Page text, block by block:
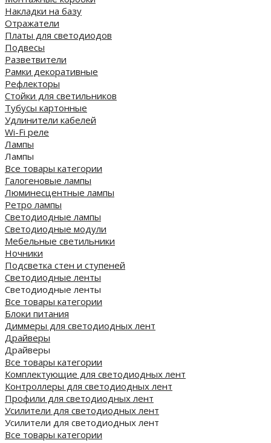
Накладки на базу
Отражатели
Платы для светодиодов
Подвесы
Разветвители
Рамки декоративные
Рефлекторы
Стойки для светильников
Тубусы картонные
Удлинители кабелей
Wi-Fi реле
Лампы
Лампы
Все товары категории
Галогеновые лампы
Люминесцентные лампы
Ретро лампы
Светодиодные лампы
Светодиодные модули
Мебельные светильники
Ночники
Подсветка стен и ступеней
Светодиодные ленты
Светодиодные ленты
Все товары категории
Блоки питания
Диммеры для светодиодных лент
Драйверы
Драйверы
Все товары категории
Комплектующие для светодиодных лент
Контроллеры для светодиодных лент
Профили для светодиодных лент
Усилители для светодиодных лент
Усилители для светодиодных лент
Все товары категории